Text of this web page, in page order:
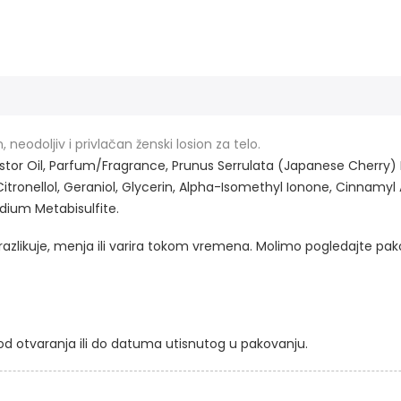
neodoljiv i privlačan ženski losion za telo.
Oil, Parfum/Fragrance, Prunus Serrulata (Japanese Cherry)
Geraniol, Glycerin, Alpha-Isomethyl Ionone, Cinnamyl
Metabisulfite.
menja ili varira tokom vremena. Molimo pogledajte
otvaranja ili do datuma utisnutog u pakovanju.